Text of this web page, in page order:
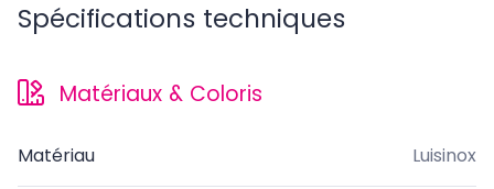
Spécifications techniques
Matériaux & Coloris
Matériau Luisinox